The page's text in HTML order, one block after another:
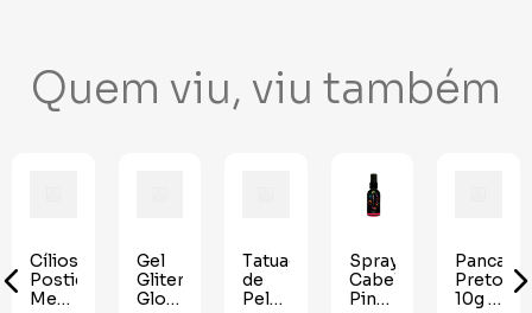
Quem viu, viu também
Cílios
Postiços
Metalizados
Gel
Gliter
Glow
Tatuagem
de
Pele
Spray
Cabelo
Pink
Pancake
Preto
10g -